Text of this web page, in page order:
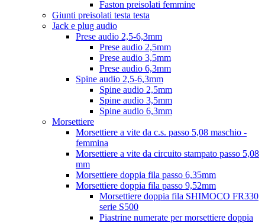
Faston preisolati femmine
Giunti preisolati testa testa
Jack e plug audio
Prese audio 2,5-6,3mm
Prese audio 2,5mm
Prese audio 3,5mm
Prese audio 6,3mm
Spine audio 2,5-6,3mm
Spine audio 2,5mm
Spine audio 3,5mm
Spine audio 6,3mm
Morsettiere
Morsettiere a vite da c.s. passo 5,08 maschio -
femmina
Morsettiere a vite da circuito stampato passo 5,08
mm
Morsettiere doppia fila passo 6,35mm
Morsettiere doppia fila passo 9,52mm
Morsettiere doppia fila SHIMOCO FR330
serie S500
Piastrine numerate per morsettiere doppia